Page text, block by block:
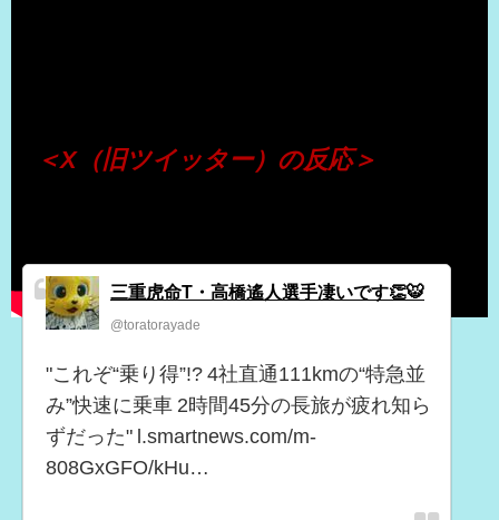
＜X（旧ツイッター）の反応＞
三重虎命T・高橋遙人選手凄いです👏🐯
@toratorayade
"これぞ“乗り得”!? 4社直通111kmの“特急並
み”快速に乗車 2時間45分の長旅が疲れ知ら
ずだった" l.smartnews.com/m-
808GxGFO/kHu…